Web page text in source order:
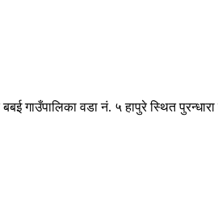
गाउँपालिका वडा नं. ५ हापुरे स्थित